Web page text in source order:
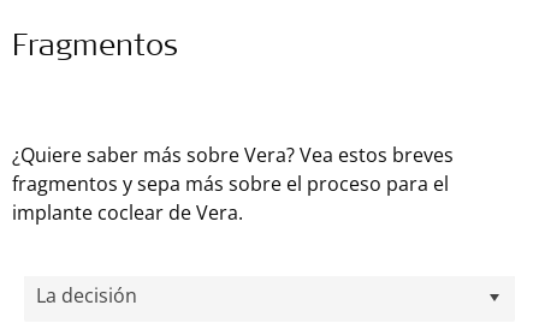
Fragmentos
¿Quiere saber más sobre Vera? Vea estos breves
fragmentos y sepa más sobre el proceso para el
implante coclear de Vera.
La decisión